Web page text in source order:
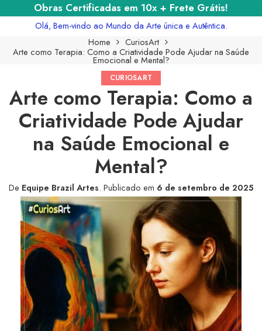
Obras Certificadas em 10x + Frete Grátis!
Olá, Bem-vindo ao Mundo da Arte única e Autêntica.
Home
CuriosArt
Arte como Terapia: Como a Criatividade Pode Ajudar na Saúde
Emocional e Mental?
CURIOSART
Arte como Terapia: Como a
Criatividade Pode Ajudar
na Saúde Emocional e
Mental?
De Equipe Brazil Artes. Publicado em 6 de setembro de 2025